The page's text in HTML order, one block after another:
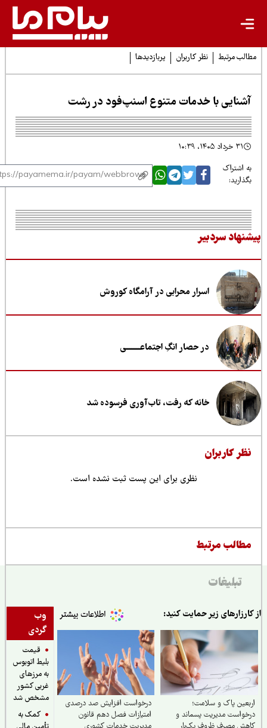
مرتبط نظر کاربران پربازدیدها
با خدمات متنوع اسنپ‌فود در رشت
اشتراک
سردبیر
اسرار محرابی در آرامگاه کوروش
در حصار انگِ اجتماعــــــــی
خانه که رفت، تاب‌آوری فرسوده شد
کاربران
نظری برای این پست ثبت نشده است.
مرتبط
تبلیغات
وب
گردی
قیمت
بلیط اتوبوس
به مرزهای
غربی کشور
مشخص شد
کمک به
زیر حمایت کنید:
پاک و سلامت؛
مدیریت پسماند و
درخواست افزایش صد درصدی
امتیازات فصل دهم قانون